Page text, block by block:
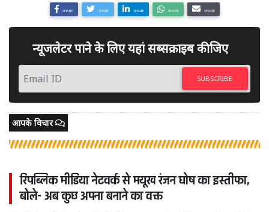
SHARE SHARE SHARE SHARE SHARE
न्यूजलेटर पाने के लिए यहां सब्सक्राइब कीजिए
SUBSCRIBE
आपके विचार
रिपब्लिक मीडिया नेटवर्क से मयूख रंजन घोष का इस्तीफा,
बोले- अब कुछ अपना बनाने का वक्त